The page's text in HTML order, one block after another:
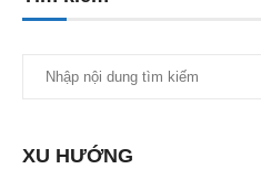
XU HƯỚNG